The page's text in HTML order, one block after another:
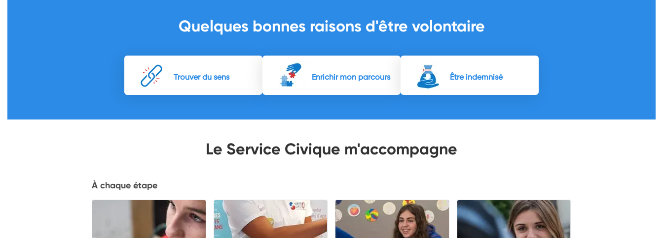
Quelques bonnes raisons d'être volontaire
Trouver du sens Enrichir mon parcours Être indemnisé
Le Service Civique m'accompagne
À chaque étape